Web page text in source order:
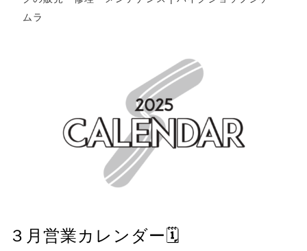
ムラ
３月営業カレンダー🗓️